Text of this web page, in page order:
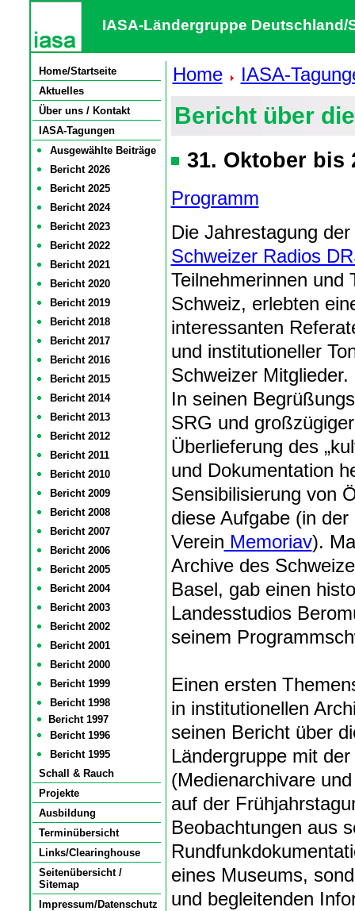
IASA-Ländergruppe Deutschland/
Home/Startseite
Aktuelles
Über uns / Kontakt
IASA-Tagungen
Ausgewählte Beiträge
Bericht 2026
Bericht 2025
Bericht 2024
Bericht 2023
Bericht 2022
Bericht 2021
Bericht 2020
Bericht 2019
Bericht 2018
Bericht 2017
Bericht 2016
Bericht 2015
Bericht 2014
Bericht 2013
Bericht 2012
Bericht 2011
Bericht 2010
Bericht 2009
Bericht 2008
Bericht 2007
Bericht 2006
Bericht 2005
Bericht 2004
Bericht 2003
Bericht 2002
Bericht 2001
Bericht 2000
Bericht 1999
Bericht 1998
Bericht 1997
Bericht 1996
Bericht 1995
Schall & Rauch
Projekte
Ausbildung
Terminübersicht
Links/Clearinghouse
Seitenübersicht /
Sitemap
Impressum/Datenschutz
Home IASA-
Bericht über
31. Oktober bis
Programm
Die Jahrestagung
Schweizer Radios
Teilnehmerinnen und
Schweiz, erlebten
interessanten
und institutioneller
Schweizer Mitglieder.
In seinen
SRG und
Überlieferung des
und Dokumentation
Sensibilisierung von
diese Aufgabe (in
Verein Memoriav).
Archive des
Basel, gab einen
Landesstudios
seinem
Einen ersten
in institutionellen
seinen Bericht über
Ländergruppe mit
(Medienarchivare
auf der
Beobachtungen aus
eines Museums,
und begleitenden